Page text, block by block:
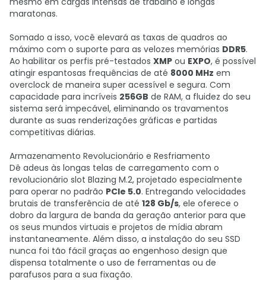
maratonas.
Somado a isso, você elevará as taxas de quadros ao
máximo com o suporte para as velozes memórias DDR5.
Ao habilitar os perfis pré-testados XMP ou EXPO, é possível
atingir espantosas frequências de até 8000 MHz em
overclock de maneira super acessível e segura. Com
capacidade para incríveis 256GB de RAM, a fluidez do seu
sistema será impecável, eliminando os travamentos
durante as suas renderizações gráficas e partidas
competitivas diárias.
Armazenamento Revolucionário e Resfriamento
Dê adeus às longas telas de carregamento com o
revolucionário slot Blazing M.2, projetado especialmente
para operar no padrão PCIe 5.0. Entregando velocidades
brutais de transferência de até 128 Gb/s, ele oferece o
dobro da largura de banda da geração anterior para que
os seus mundos virtuais e projetos de mídia abram
instantaneamente. Além disso, a instalação do seu SSD
nunca foi tão fácil graças ao engenhoso design que
dispensa totalmente o uso de ferramentas ou de
parafusos para a sua fixação.